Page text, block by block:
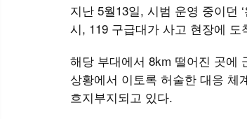
지난 5월13일, 시범 운영 중이던
시, 119 구급대가 사고 현장에
해당 부대에서 8km 떨어진 곳에
상황에서 이토록 허술한 대응 체
흐지부지되고 있다.